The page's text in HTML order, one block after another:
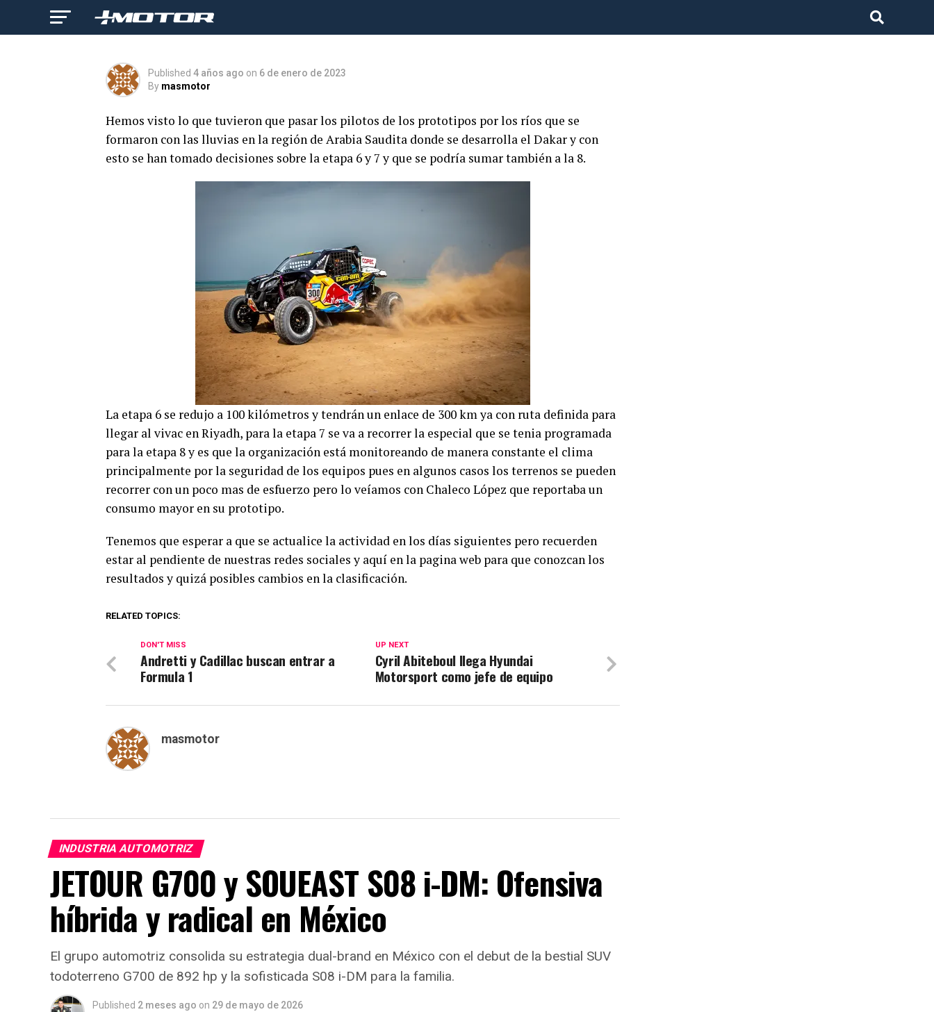
modificaciones
Published 4 años ago on 6 de enero de 2023
By masmotor
Hemos visto lo que tuvieron que pasar los pilotos de los prototipos por los ríos que se
formaron con las lluvias en la región de Arabia Saudita donde se desarrolla el Dakar y con
esto se han tomado decisiones sobre la etapa 6 y 7 y que se podría sumar también a la 8.
La etapa 6 se redujo a 100 kilómetros y tendrán un enlace de 300 km ya con ruta definida para
llegar al vivac en Riyadh, para la etapa 7 se va a recorrer la especial que se tenia programada
para la etapa 8 y es que la organización está monitoreando de manera constante el clima
principalmente por la seguridad de los equipos pues en algunos casos los terrenos se pueden
recorrer con un poco mas de esfuerzo pero lo veíamos con Chaleco López que reportaba un
consumo mayor en su prototipo.
Tenemos que esperar a que se actualice la actividad en los días siguientes pero recuerden
estar al pendiente de nuestras redes sociales y aquí en la pagina web para que conozcan los
resultados y quizá posibles cambios en la clasificación.
RELATED TOPICS:
UP NEXT
Cyril Abiteboul llega Hyundai
Motorsport como jefe de equipo
DON'T MISS
Andretti y Cadillac buscan entrar a
Formula 1
masmotor
INDUSTRIA AUTOMOTRIZ
JETOUR G700 y SOUEAST S08 i-DM: Ofensiva
híbrida y radical en México
El grupo automotriz consolida su estrategia dual-brand en México con el debut de la bestial SUV
todoterreno G700 de 892 hp y la sofisticada S08 i-DM para la familia.
Published 2 meses ago on 29 de mayo de 2026